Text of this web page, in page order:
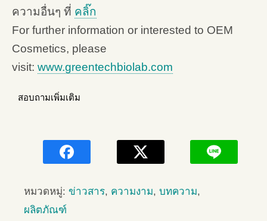
ความอื่นๆ ที่ คลิ๊ก
For further information or interested to OEM
Cosmetics, please
visit: www.greentechbiolab.com
สอบถามเพิ่มเติม
หมวดหมู่: ข่าวสาร, ความงาม, บทความ,
ผลิตภัณฑ์